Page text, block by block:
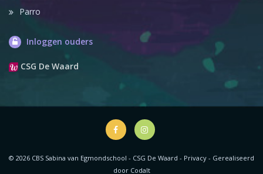
Parro
Inloggen ouders
CSG De Waard
© 2026 CBS Sabina van Egmondschool - CSG De Waard - Privacy - Gerealiseerd
door Codalt